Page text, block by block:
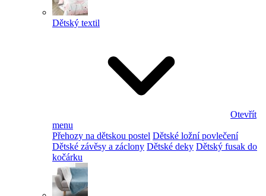
Dětský textil
Otevřít
menu
Přehozy na dětskou postel Dětské ložní povlečení
Dětské závěsy a záclony Dětské deky Dětský fusak do
kočárku